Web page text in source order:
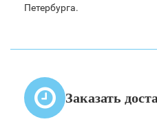
Петербурга.
Заказать